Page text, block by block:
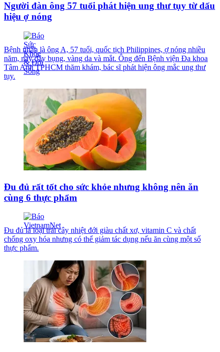
Người đàn ông 57 tuổi phát hiện ung thư tụy từ dấu
hiệu ợ nóng
Bệnh nhân là ông A, 57 tuổi, quốc tịch Philippines, ợ nóng nhiều
năm, nay đầy bụng, vàng da và mắt. Ông đến Bệnh viện Đa khoa
Tâm Anh TPHCM thăm khám, bác sĩ phát hiện ông mắc ung thư
tụy.
Đu đủ rất tốt cho sức khỏe nhưng không nên ăn
cùng 6 thực phẩm
Đu đủ là loại trái cây nhiệt đới giàu chất xơ, vitamin C và chất
chống oxy hóa nhưng có thể giảm tác dụng nếu ăn cùng một số
thực phẩm.